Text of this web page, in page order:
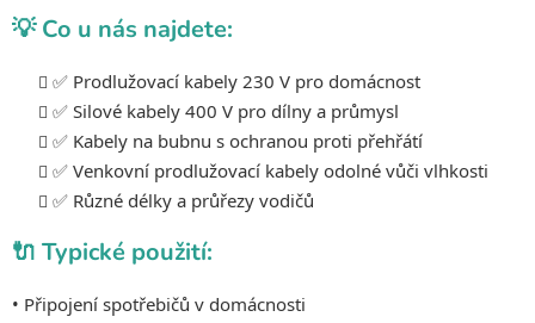
p
i
s
u
💡 Co u nás najdete:
✅ Prodlužovací kabely 230 V pro domácnost
✅ Silové kabely 400 V pro dílny a průmysl
✅ Kabely na bubnu s ochranou proti přehřátí
✅ Venkovní prodlužovací kabely odolné vůči vlhkosti
✅ Různé délky a průřezy vodičů
🔌 Typické použití:
• Připojení spotřebičů v domácnosti